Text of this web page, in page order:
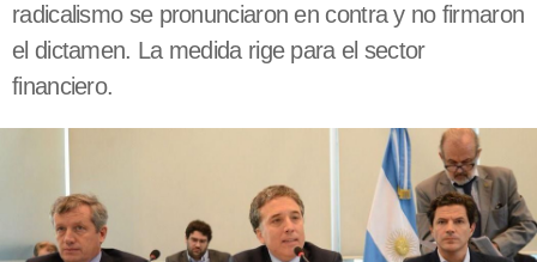
radicalismo se pronunciaron en contra y no firmaron
el dictamen. La medida rige para el sector
financiero.